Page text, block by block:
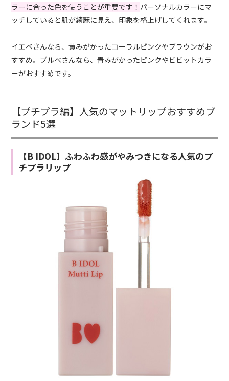
ラーに合った色を使うことが重要です！ パーソナルカラーにマ
ッチしていると肌が綺麗に見え、印象を格上げしてくれます。
イエベさんなら、黄みがかったコーラルピンクやブラウンがお
すすめ。ブルベさんなら、青みがかったピンクやビビットカラ
ーがおすすめです。
【プチプラ編】人気のマットリップおすすめブ
ランド5選
【B IDOL】ふわふわ感がやみつきになる人気のプ
チプラリップ